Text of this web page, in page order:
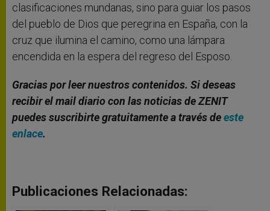
clasificaciones mundanas, sino para guiar los pasos
del pueblo de Dios que peregrina en España, con la
cruz que ilumina el camino, como una lámpara
encendida en la espera del regreso del Esposo.
Gracias por leer nuestros contenidos. Si deseas
recibir el mail diario con las noticias de ZENIT
puedes suscribirte gratuitamente a través deeste
enlace.
Publicaciones Relacionadas: